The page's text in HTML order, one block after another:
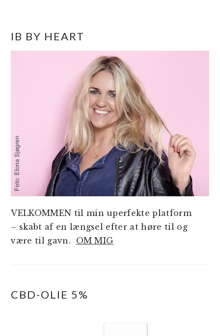
SIDEBAR
IB BY HEART
VELKOMMEN til min uperfekte platform
– skabt af en længsel efter at høre til og
være til gavn. OM MIG
CBD-OLIE 5%